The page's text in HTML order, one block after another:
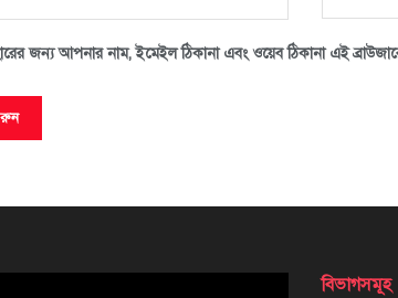
জন্য আপনার নাম, ইমেইল ঠিকানা এবং ওয়েব ঠিকানা এই
বিভাগসমূহ